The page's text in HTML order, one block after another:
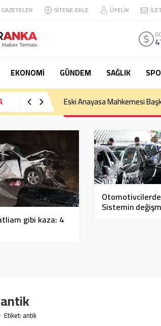
GAZETELER SİTENE EKLE ÜYELİK
EKONOMİ GÜNDEM SAĞLIK
Eski Anayasa Mahkemesi
gibi kaza: 4
Sistemin
antik
Etiket: antik